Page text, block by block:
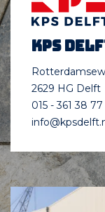
KPS
2629 HG Delft
015 - 361 38 77